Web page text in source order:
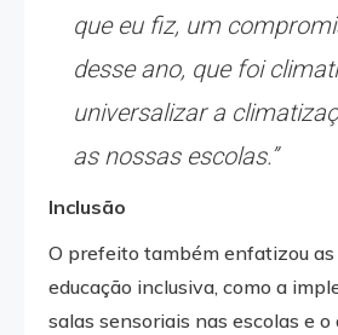
que eu fiz, um
desse ano, que foi
universalizar a
as nossas escolas.”
Inclusão
O prefeito também enfatizou
educação inclusiva, como a
salas sensoriais nas escolas e